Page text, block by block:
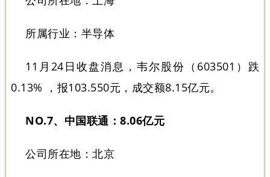
所属行业：半导体
11月24日收盘消息，韦尔股份（603501）跌
0.13% ，报103.550元，成交额8.15亿元。
NO.7、中国联通：8.06亿元
公司所在地：北京